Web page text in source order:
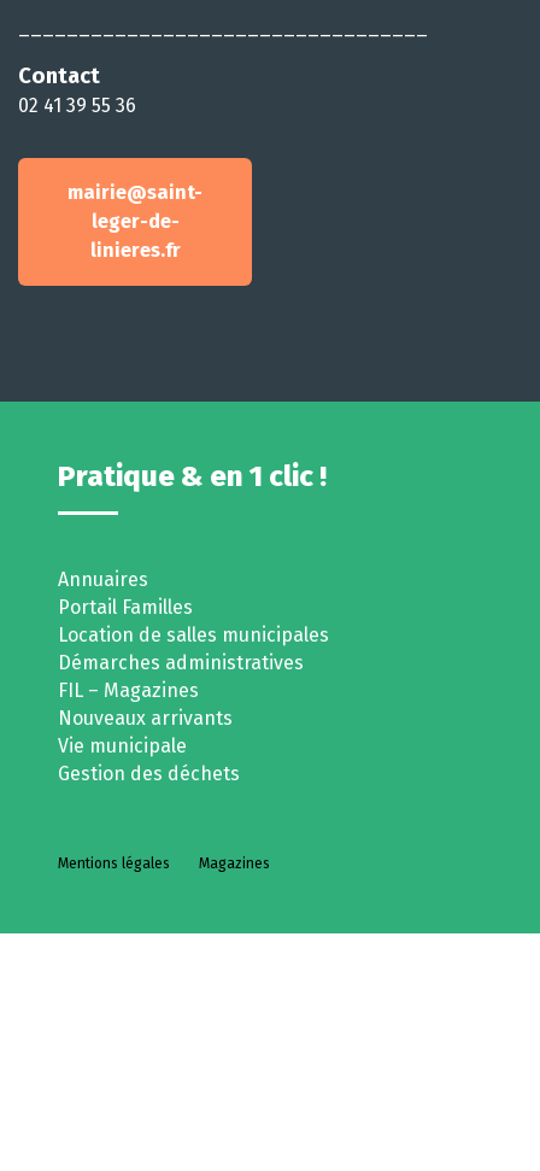
Contact
02 41 39 55 36
mairie@saint-
leger-de-
linieres.fr
Pratique & en 1 clic !
Annuaires
Portail Familles
Location de salles municipales
Démarches administratives
FIL – Magazines
Nouveaux arrivants
Vie municipale
Gestion des déchets
Mentions légales Magazines